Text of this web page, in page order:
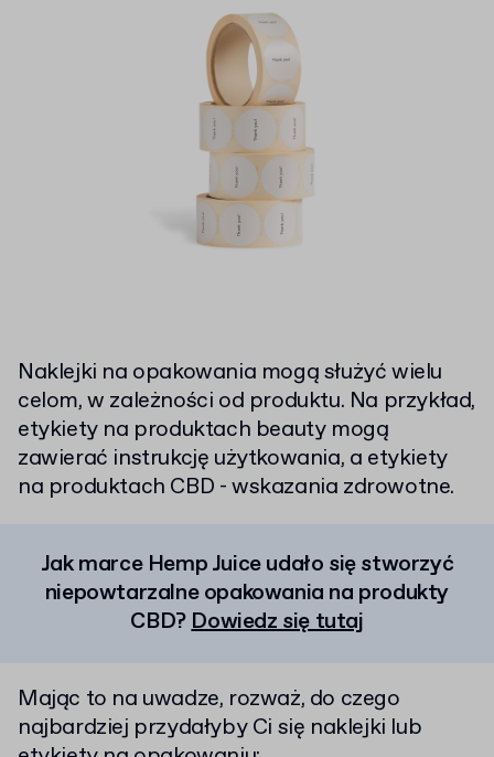
Naklejki na opakowania mogą służyć wielu
celom, w zależności od produktu. Na przykład,
etykiety na produktach beauty mogą
zawierać instrukcję użytkowania, a etykiety
na produktach CBD - wskazania zdrowotne.
Jak marce Hemp Juice udało się stworzyć
niepowtarzalne opakowania na produkty
CBD?Dowiedz się tutaj
Mając to na uwadze, rozważ, do czego
najbardziej przydałyby Ci się naklejki lub